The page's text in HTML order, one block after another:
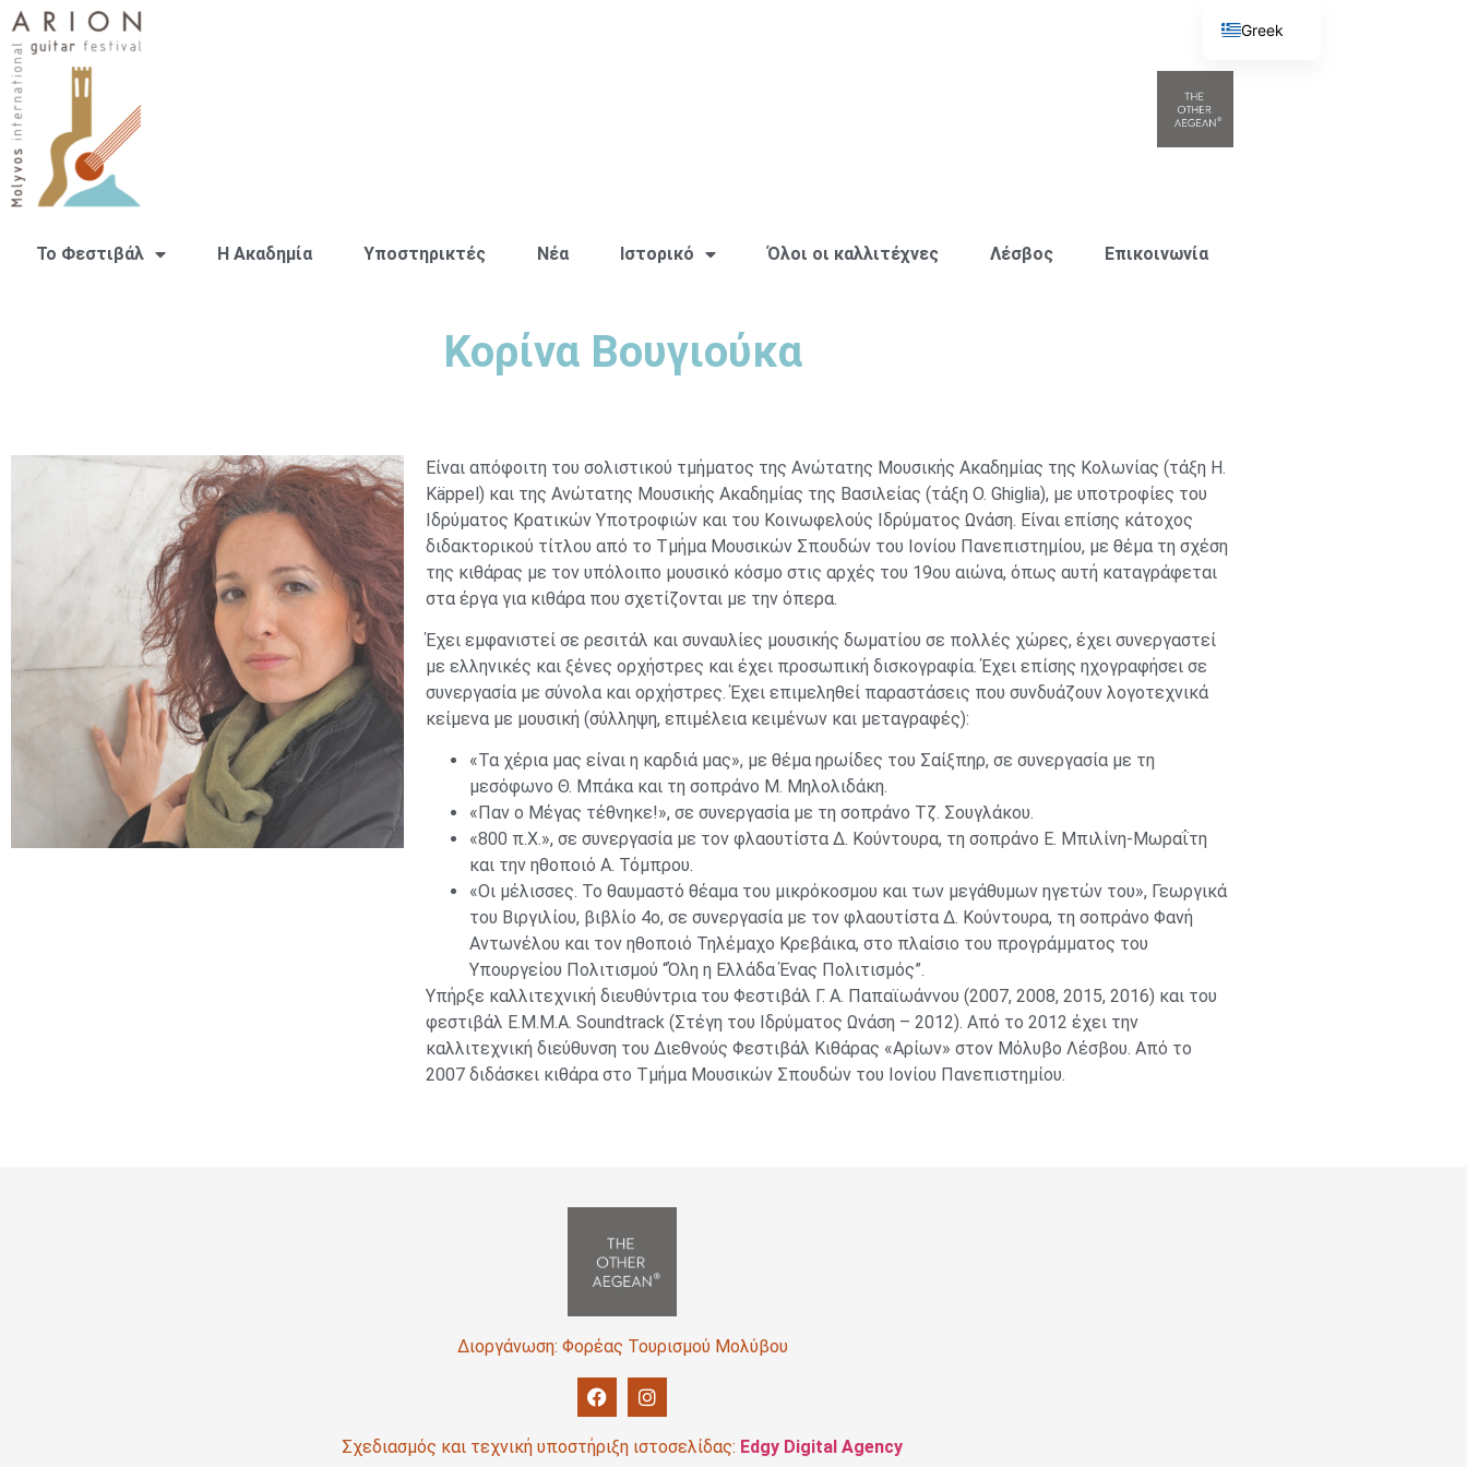
Το Φεστιβάλ H Ακαδημία Υποστηρικτές Νέα Ιστορικό Όλοι οι καλλιτέχνες Λέσβος Επικοινωνία
Κορίνα Βουγιούκα
Είναι απόφοιτη του σολιστικού τμήματος της Ανώτατης Μουσικής Ακαδημίας της Κολωνίας (τάξη H.
Käppel) και της Ανώτατης Μουσικής Ακαδημίας της Βασιλείας (τάξη O. Ghiglia), με υποτροφίες του
Ιδρύματος Κρατικών Υποτροφιών και του Κοινωφελούς Ιδρύματος Ωνάση. Είναι επίσης κάτοχος
διδακτορικού τίτλου από το Τμήμα Μουσικών Σπουδών του Ιονίου Πανεπιστημίου, με θέμα τη σχέση
της κιθάρας με τον υπόλοιπο μουσικό κόσμο στις αρχές του 19ου αιώνα, όπως αυτή καταγράφεται
στα έργα για κιθάρα που σχετίζονται με την όπερα.
Έχει εμφανιστεί σε ρεσιτάλ και συναυλίες μουσικής δωματίου σε πολλές χώρες, έχει συνεργαστεί
με ελληνικές και ξένες ορχήστρες και έχει προσωπική δισκογραφία. Έχει επίσης ηχογραφήσει σε
συνεργασία με σύνολα και ορχήστρες. Έχει επιμεληθεί παραστάσεις που συνδυάζουν λογοτεχνικά
κείμενα με μουσική (σύλληψη, επιμέλεια κειμένων και μεταγραφές):
«Τα χέρια μας είναι η καρδιά μας», με θέμα ηρωίδες του Σαίξπηρ, σε συνεργασία με τη
μεσόφωνο Θ. Μπάκα και τη σοπράνο Μ. Μηλολιδάκη.
«Παν ο Μέγας τέθνηκε!», σε συνεργασία με τη σοπράνο Τζ. Σουγλάκου.
«800 π.Χ.», σε συνεργασία με τον φλαουτίστα Δ. Κούντουρα, τη σοπράνο Ε. Μπιλίνη-Μωραΐτη
και την ηθοποιό Α. Τόμπρου.
«Οι μέλισσες. Το θαυμαστό θέαμα του μικρόκοσμου και των μεγάθυμων ηγετών του», Γεωργικά
του Βιργιλίου, βιβλίο 4ο, σε συνεργασία με τον φλαουτίστα Δ. Κούντουρα, τη σοπράνο Φανή
Αντωνέλου και τον ηθοποιό Τηλέμαχο Κρεβάικα, στο πλαίσιο του προγράμματος του
Υπουργείου Πολιτισμού “Όλη η Ελλάδα Ένας Πολιτισμός”.
Υπήρξε καλλιτεχνική διευθύντρια του Φεστιβάλ Γ. Α. Παπαϊωάννου (2007, 2008, 2015, 2016) και του
φεστιβάλ Ε.Μ.Μ.Α. Soundtrack (Στέγη του Ιδρύματος Ωνάση – 2012). Από το 2012 έχει την
καλλιτεχνική διεύθυνση του Διεθνούς Φεστιβάλ Κιθάρας «Αρίων» στον Μόλυβο Λέσβου. Από το
2007 διδάσκει κιθάρα στο Τμήμα Μουσικών Σπουδών του Ιονίου Πανεπιστημίου.
Διοργάνωση: Φορέας Τουρισμού Μολύβου
Σχεδιασμός και τεχνική υποστήριξη ιστοσελίδας: Edgy Digital Agency
Greek